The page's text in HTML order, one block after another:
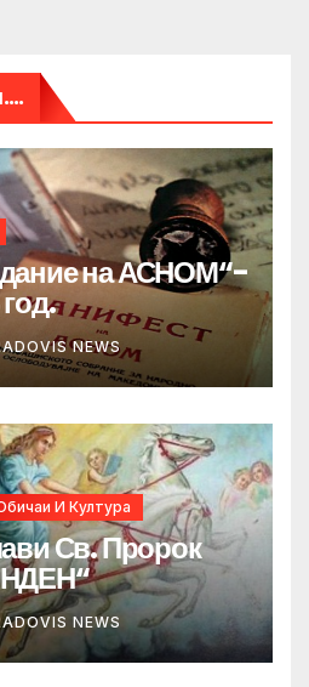
на АСНОМ“-
NEWS
И Култура
Св. Пророк
NEWS